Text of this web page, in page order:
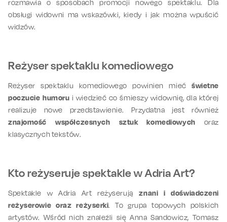
rozmawia o sposobach promocji nowego spektaklu. Dla
obsługi widowni ma wskazówki, kiedy i jak można wpuścić
widzów.
Reżyser spektaklu komediowego
Reżyser spektaklu komediowego powinien miećświetne
poczucie humoru i wiedzieć co śmieszy widownię, dla której
realizuje nowe przedstawienie. Przydatna jest również
znajomość współczesnych sztuk komediowych oraz
klasycznych tekstów.
Kto reżyseruje spektakle w Adria Art?
Spektakle w Adria Art reżyserująznani i doświadczeni
reżyserowie oraz reżyserki. To grupa topowych polskich
artystów. Wśród nich znaleźli się Anna Sandowicz, Tomasz